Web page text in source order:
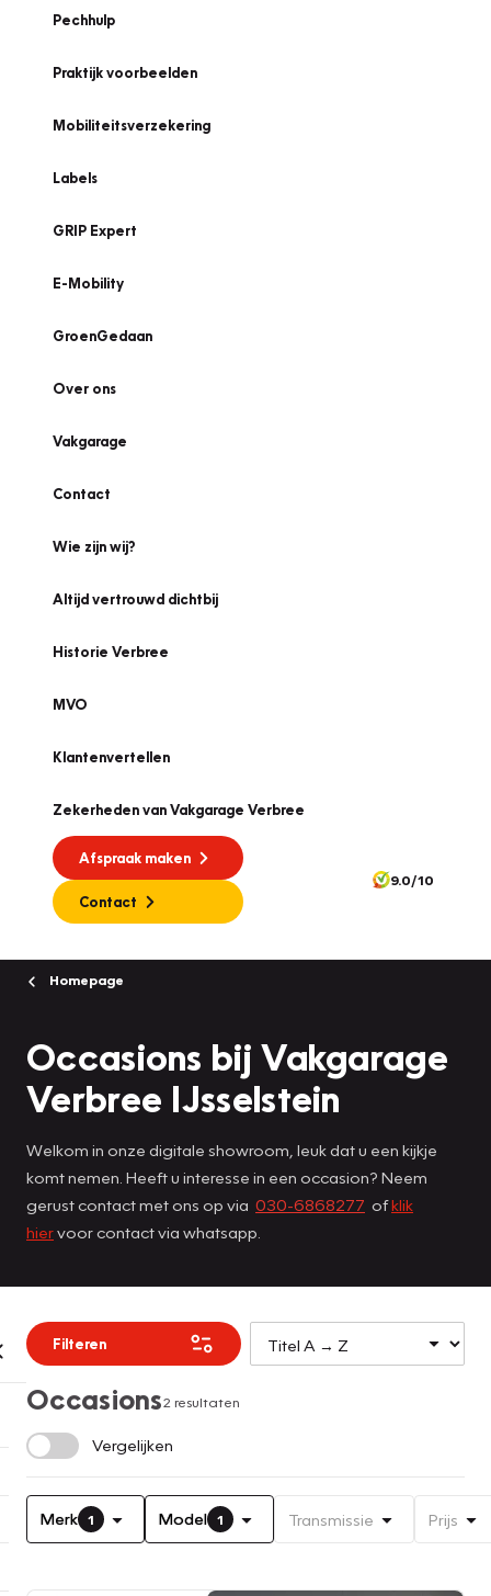
Pechhulp
Praktijk voorbeelden
Mobiliteitsverzekering
Labels
GRIP Expert
E-Mobility
GroenGedaan
Over ons
Vakgarage
Contact
Wie zijn wij?
Altijd vertrouwd dichtbij
Historie Verbree
MVO
Klantenvertellen
Zekerheden van Vakgarage Verbree
Afspraak maken
Contact
9.0/10
Homepage
Occasions bij Vakgarage
Verbree IJsselstein
Welkom in onze digitale showroom, leuk dat u een kijkje
komt nemen. Heeft u interesse in een occasion? Neem
gerust contact met ons op via 030-6868277 ofklik
hiervoor contact via whatsapp.
Filteren
Occasions2 resultaten
Vergelijken
Merk 1 Model 1 Transmissie Prijs